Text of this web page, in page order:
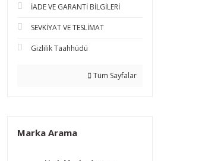
İADE VE GARANTİ BİLGİLERİ
SEVKİYAT VE TESLİMAT
Gizlilik Taahhüdü
Tüm Sayfalar
Marka Arama